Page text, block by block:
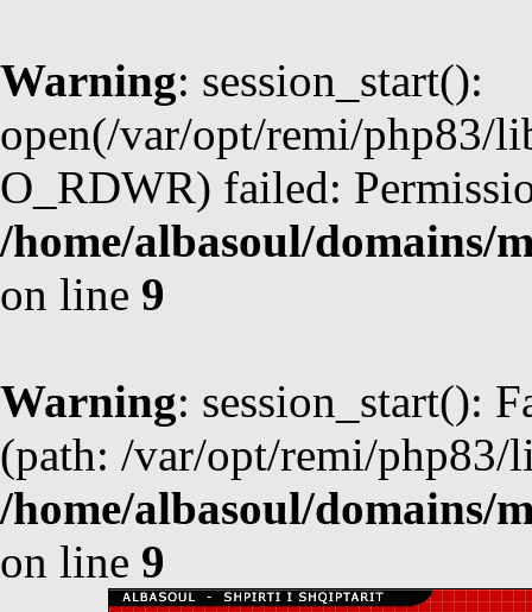
Warning: session_start():
open(/var/opt/remi/php83/
O_RDWR) failed:
/home/albasoul/domains/
on line 9
Warning: session_start():
(path: /var/opt/remi/php83/
/home/albasoul/domains/
on line 9